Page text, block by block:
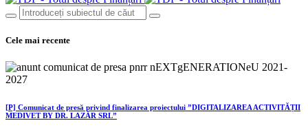
Cele mai recente
[P] Comunicat de presă privind finalizarea proiectului ”DIGITALIZAREA ACTIVITĂȚII
MEDIVET BY DR. LAZĂR SRL”